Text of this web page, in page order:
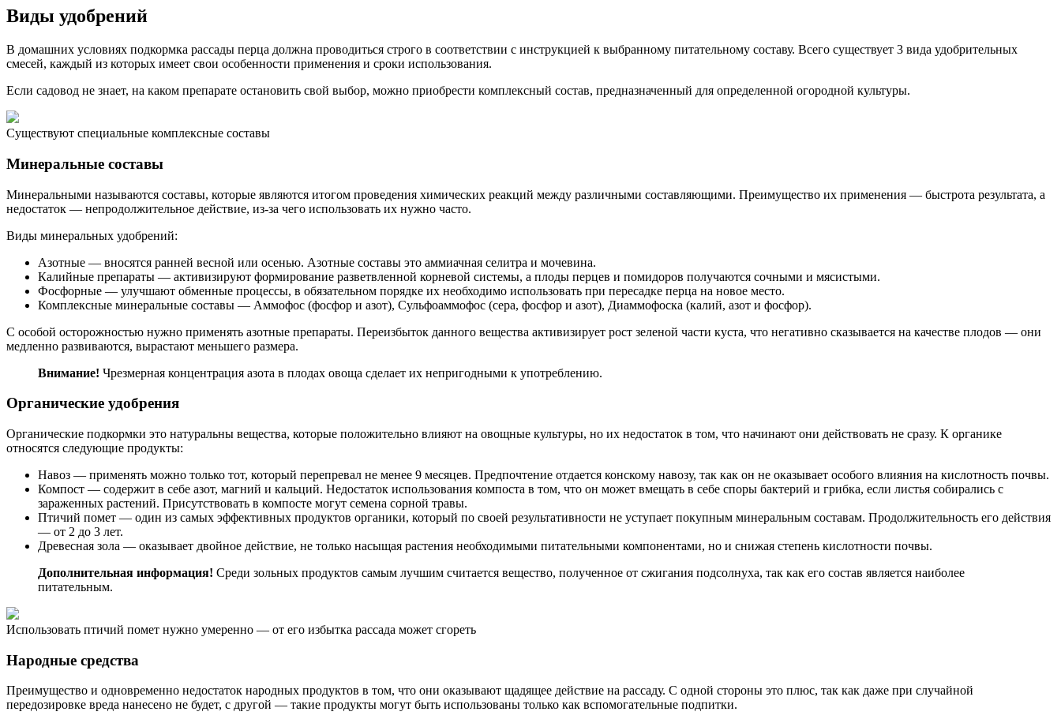
Виды удобрений
В домашних условиях подкормка рассады перца должна проводиться строго в соответствии с инструкцией к выбранному питательному составу. Всего существует 3 вида удобрительных
смесей, каждый из которых имеет свои особенности применения и сроки использования.
Если садовод не знает, на каком препарате остановить свой выбор, можно приобрести комплексный состав, предназначенный для определенной огородной культуры.
Существуют специальные комплексные составы
Минеральные составы
Минеральными называются составы, которые являются итогом проведения химических реакций между различными составляющими. Преимущество их применения — быстрота результата, а
недостаток — непродолжительное действие, из-за чего использовать их нужно часто.
Виды минеральных удобрений:
Азотные — вносятся ранней весной или осенью. Азотные составы это аммиачная селитра и мочевина.
Калийные препараты — активизируют формирование разветвленной корневой системы, а плоды перцев и помидоров получаются сочными и мясистыми.
Фосфорные — улучшают обменные процессы, в обязательном порядке их необходимо использовать при пересадке перца на новое место.
Комплексные минеральные составы — Аммофос (фосфор и азот), Сульфоаммофос (сера, фосфор и азот), Диаммофоска (калий, азот и фосфор).
С особой осторожностью нужно применять азотные препараты. Переизбыток данного вещества активизирует рост зеленой части куста, что негативно сказывается на качестве плодов — они
медленно развиваются, вырастают меньшего размера.
Внимание! Чрезмерная концентрация азота в плодах овоща сделает их непригодными к употреблению.
Органические удобрения
Органические подкормки это натуральны вещества, которые положительно влияют на овощные культуры, но их недостаток в том, что начинают они действовать не сразу. К органике
относятся следующие продукты:
Навоз — применять можно только тот, который перепревал не менее 9 месяцев. Предпочтение отдается конскому навозу, так как он не оказывает особого влияния на кислотность почвы.
Компост — содержит в себе азот, магний и кальций. Недостаток использования компоста в том, что он может вмещать в себе споры бактерий и грибка, если листья собирались с
зараженных растений. Присутствовать в компосте могут семена сорной травы.
Птичий помет — один из самых эффективных продуктов органики, который по своей результативности не уступает покупным минеральным составам. Продолжительность его действия
— от 2 до 3 лет.
Древесная зола — оказывает двойное действие, не только насыщая растения необходимыми питательными компонентами, но и снижая степень кислотности почвы.
Дополнительная информация! Среди зольных продуктов самым лучшим считается вещество, полученное от сжигания подсолнуха, так как его состав является наиболее
питательным.
Использовать птичий помет нужно умеренно — от его избытка рассада может сгореть
Народные средства
Преимущество и одновременно недостаток народных продуктов в том, что они оказывают щадящее действие на рассаду. С одной стороны это плюс, так как даже при случайной
передозировке вреда нанесено не будет, с другой — такие продукты могут быть использованы только как вспомогательные подпитки.